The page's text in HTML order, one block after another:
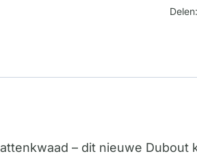
Delen:
– dit nieuwe